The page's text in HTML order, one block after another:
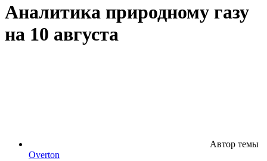
Аналитика природному газу
на 10 августа
Автор темы
Overton